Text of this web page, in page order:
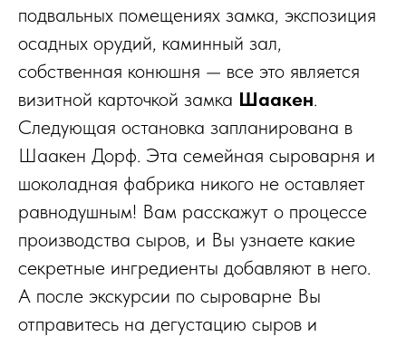
подвальных помещениях замка, экспозиция
осадных орудий, каминный зал,
собственная конюшня — все это является
визитной карточкой замка Шаакен.
Следующая остановка запланирована в
Шаакен Дорф. Эта семейная сыроварня и
шоколадная фабрика никого не оставляет
равнодушным! Вам расскажут о процессе
производства сыров, и Вы узнаете какие
секретные ингредиенты добавляют в него.
А после экскурсии по сыроварне Вы
отправитесь на дегустацию сыров и